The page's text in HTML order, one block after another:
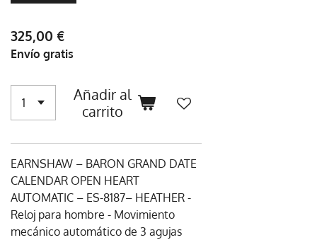
325,00 €
Envío gratis
Añadir al
carrito
EARNSHAW – BARON GRAND DATE
CALENDAR OPEN HEART
AUTOMATIC – ES-8187– HEATHER -
Reloj para hombre - Movimiento
mecánico automático de 3 agujas